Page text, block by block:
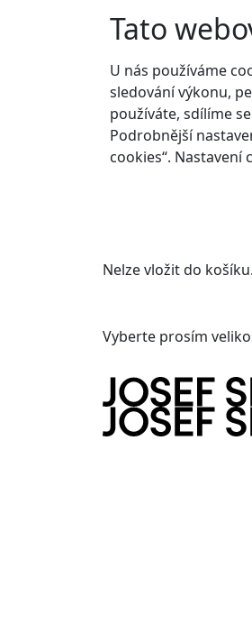
Tato
U nás používáme
sledování výkonu,
používáte, sdílíme
Podrobnější
cookies“.
Nelze vložit do
Vyberte prosím